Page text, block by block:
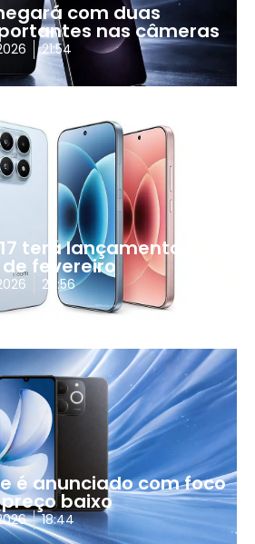
com duas
nas câmeras
21:54
17 terá lançamento
de fevereiro
20:56
é anunciado com foco
baixo
18:44